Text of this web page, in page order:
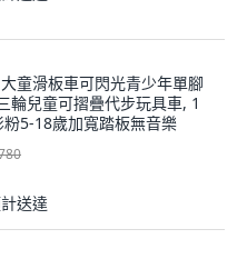
童滑板車可閃光青少年單腳
輪兒童可摺疊代步玩具車, 1
粉5-18歲加寬踏板無音樂
送達